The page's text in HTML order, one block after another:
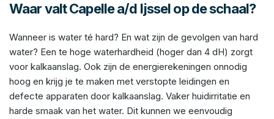
Waar valt Capelle a/d Ijssel op de schaal?
Wanneer is water té hard? En wat zijn de gevolgen van hard
water? Een te hoge waterhardheid (hoger dan 4 dH) zorgt
voor kalkaanslag. Ook zijn de energierekeningen onnodig
hoog en krijg je te maken met verstopte leidingen en
defecte apparaten door kalkaanslag. Vaker huidirritatie en
harde smaak van het water. Dit kunnen we eenvoudig